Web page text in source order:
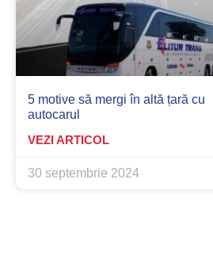
5 motive să mergi în altă țară cu
autocarul
VEZI ARTICOL
30 septembrie 2024